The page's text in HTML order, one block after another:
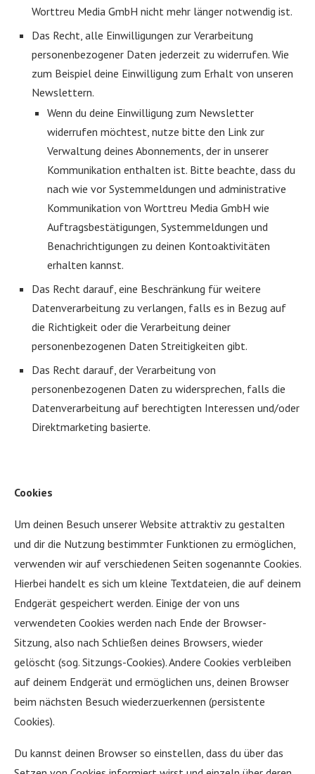
Worttreu Media GmbH nicht mehr länger notwendig ist.
Das Recht, alle Einwilligungen zur Verarbeitung
personenbezogener Daten jederzeit zu widerrufen. Wie
zum Beispiel deine Einwilligung zum Erhalt von unseren
Newslettern.
Wenn du deine Einwilligung zum Newsletter
widerrufen möchtest, nutze bitte den Link zur
Verwaltung deines Abonnements, der in unserer
Kommunikation enthalten ist. Bitte beachte, dass du
nach wie vor Systemmeldungen und administrative
Kommunikation von Worttreu Media GmbH wie
Auftragsbestätigungen, Systemmeldungen und
Benachrichtigungen zu deinen Kontoaktivitäten
erhalten kannst.
Das Recht darauf, eine Beschränkung für weitere
Datenverarbeitung zu verlangen, falls es in Bezug auf
die Richtigkeit oder die Verarbeitung deiner
personenbezogenen Daten Streitigkeiten gibt.
Das Recht darauf, der Verarbeitung von
personenbezogenen Daten zu widersprechen, falls die
Datenverarbeitung auf berechtigten Interessen und/oder
Direktmarketing basierte.
Cookies
Um deinen Besuch unserer Website attraktiv zu gestalten
und dir die Nutzung bestimmter Funktionen zu ermöglichen,
verwenden wir auf verschiedenen Seiten sogenannte Cookies.
Hierbei handelt es sich um kleine Textdateien, die auf deinem
Endgerät gespeichert werden. Einige der von uns
verwendeten Cookies werden nach Ende der Browser-
Sitzung, also nach Schließen deines Browsers, wieder
gelöscht (sog. Sitzungs-Cookies). Andere Cookies verbleiben
auf deinem Endgerät und ermöglichen uns, deinen Browser
beim nächsten Besuch wiederzuerkennen (persistente
Cookies).
Du kannst deinen Browser so einstellen, dass du über das